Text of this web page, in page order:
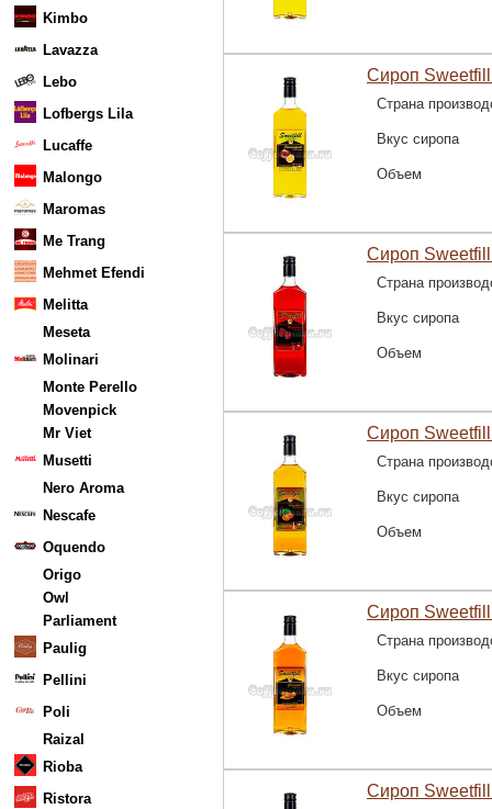
Kimbo
Lavazza
Lebo
Lofbergs Lila
Lucaffe
Malongo
Maromas
Me Trang
Mehmet Efendi
Melitta
Meseta
Molinari
Monte Perello
Movenpick
Mr Viet
Musetti
Nero Aroma
Nescafe
Oquendo
Origo
Owl
Parliament
Paulig
Pellini
Poli
Raizal
Rioba
Ristora
Сироп
Страна
Вкус сиропа
Объем
Сироп
Страна
Вкус сиропа
Объем
Сироп
Страна
Вкус сиропа
Объем
Сироп
Страна
Вкус сиропа
Объем
Сироп